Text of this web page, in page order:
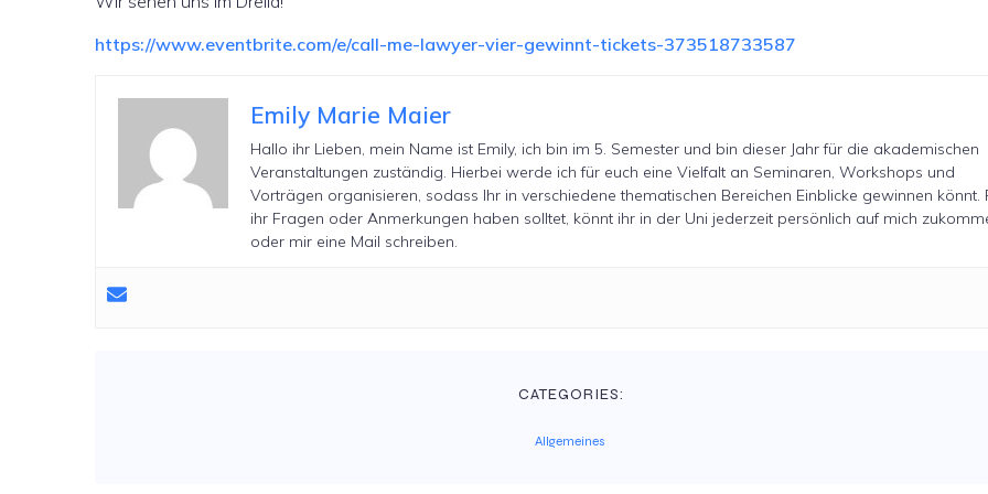
https://www.eventbrite.com/e/call-me-lawyer-vier-gewinnt-tickets-373518733587
Emily Marie Maier
Hallo ihr Lieben, mein Name ist Emily, ich bin im 5. Semester und bin dieser Jahr für die akademischen
Veranstaltungen zuständig. Hierbei werde ich für euch eine Vielfalt an Seminaren, Workshops und
Vorträgen organisieren, sodass Ihr in verschiedene thematischen Bereichen Einblicke gewinnen könnt.
ihr Fragen oder Anmerkungen haben solltet, könnt ihr in der Uni jederzeit persönlich auf mich
oder mir eine Mail schreiben.
CATEGORIES:
Allgemeines